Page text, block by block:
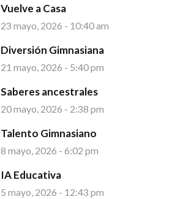
Vuelve a Casa
23 mayo, 2026 - 10:40 am
Diversión Gimnasiana
21 mayo, 2026 - 5:40 pm
Saberes ancestrales
20 mayo, 2026 - 2:38 pm
Talento Gimnasiano
8 mayo, 2026 - 6:02 pm
IA Educativa
5 mayo, 2026 - 12:43 pm